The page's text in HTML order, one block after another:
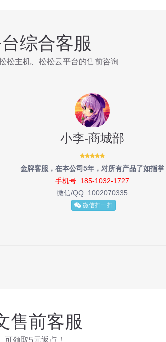
综合客服
松主机、松松云平台的售前咨询
小李-商城部
金牌客服，在本公司5年，对所有产品了如指掌
手机号: 185-1032-1727
微信/QQ: 1002070335
微信扫一扫
售前客服
可领取5元返点！